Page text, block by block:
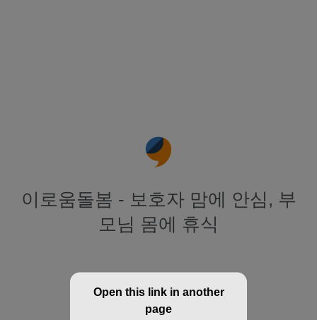
이로움돌봄 - 보호자 맘에 안심, 부
모님 몸에 휴식